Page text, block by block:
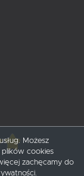
Możesz
cookies
zachęcamy do